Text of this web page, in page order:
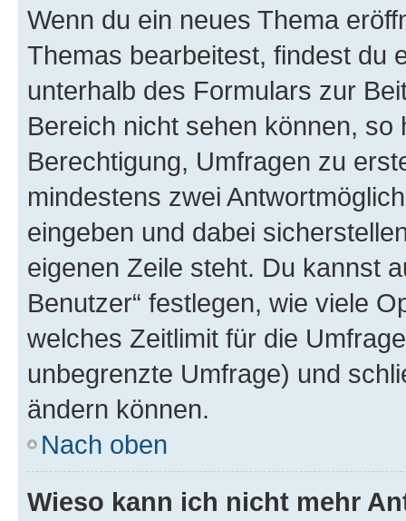
Wenn du ein neues Thema
Themas bearbeitest, findest du
unterhalb des Formulars zur
Bereich nicht sehen können,
Berechtigung, Umfragen zu
mindestens zwei
eingeben und dabei
eigenen Zeile steht. Du kannst
Benutzer“ festlegen, wie viele
welches Zeitlimit für die
unbegrenzte Umfrage) und
ändern können.
Nach oben
Wieso kann ich nicht mehr